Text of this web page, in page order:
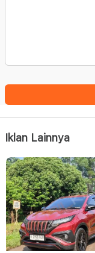
Iklan Lainnya